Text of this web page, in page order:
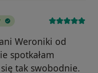
Weroniki od
spotkałam
tak swobodnie.